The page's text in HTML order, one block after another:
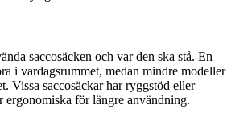
saccosäcken och var den ska stå. En
i vardagsrummet, medan mindre modeller
Vissa saccosäckar har ryggstöd eller
ergonomiska för längre användning.